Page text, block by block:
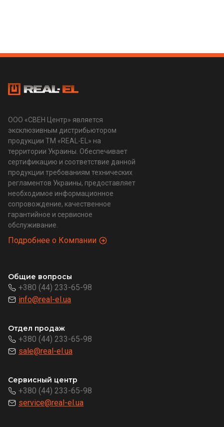
ООО «СВЕН Центр» является
эксклюзивным дистрибьютором
продукции ТМ «REAL-EL» на
территории Украины. Обеспечивает
сертификацию и соответствие данной
продукции требованиям технических
регламентов Украины, предоставляет
необходимое информационное
сопровождение, качественное
гарантийное и сервисное
обслуживание.
Подробнее о Компании
Общие вопросы
+380 (44) 233-65-98
info@real-el.ua
Отдел продаж
+380 (44) 233-65-98
sale@real-el.ua
Сервисный центр
+380 (44) 233-65-98
service@real-el.ua